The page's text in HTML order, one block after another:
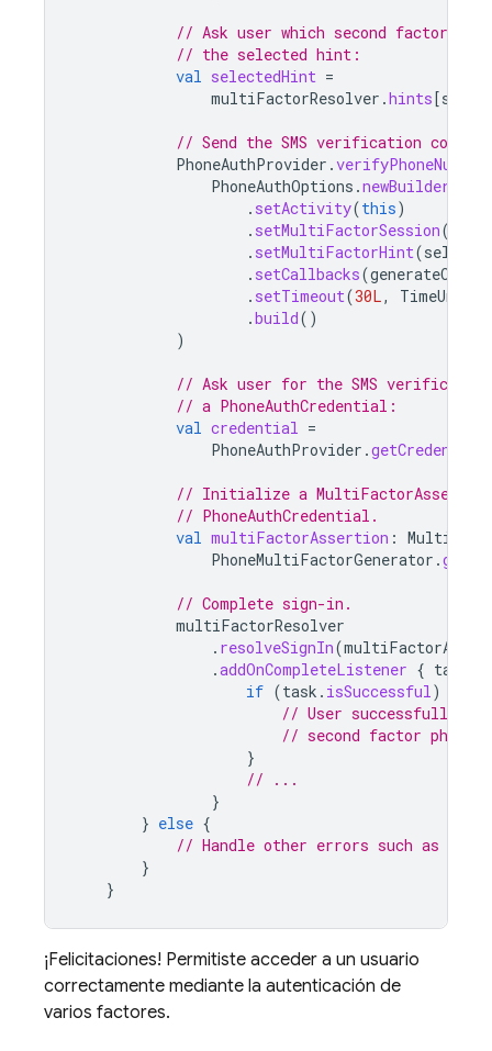
// Ask user which second factor to
// the selected hint:
val selectedHint =
multiFactorResolver .hints[
// Send the SMS verification code.
PhoneAuthProvider .verifyPhoneNumber
PhoneAuthOptions .newBuilder
. setActivity(this)
. setMultiFactorSession(
. setMultiFactorHint(
. setCallbacks(
. setTimeout(30L, TimeUnit
.build()
)
// Ask user for the SMS
// a PhoneAuthCredential:
val credential =
PhoneAuthProvider .getCredential
// Initialize a
// PhoneAuthCredential.
val multiFactorAssertion :
PhoneMultiFactorGenerator .
// Complete sign-in.
multiFactorResolver
. resolveSignIn(
.addOnCompleteListener { task
if (task . isSuccessful)
// User successfully
// second factor phone
}
// ...
}
} else {
// Handle other errors such as
}
}
¡Felicitaciones! Permitiste acceder a un usuario
correctamente mediante la autenticación de
varios factores.